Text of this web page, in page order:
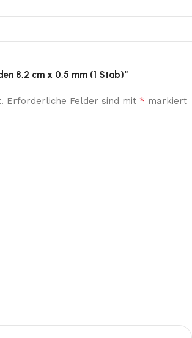
8,2 cm x 0,5 mm (1 Stab)“
Erforderliche Felder sind mit * markiert